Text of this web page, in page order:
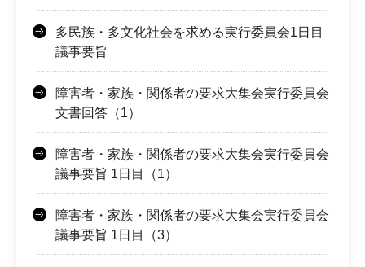
多民族・多文化社会を求める実行委員会1日目
議事要旨
障害者・家族・関係者の要求大集会実行委員会
文書回答（1）
障害者・家族・関係者の要求大集会実行委員会
議事要旨 1日目（1）
障害者・家族・関係者の要求大集会実行委員会
議事要旨 1日目（3）